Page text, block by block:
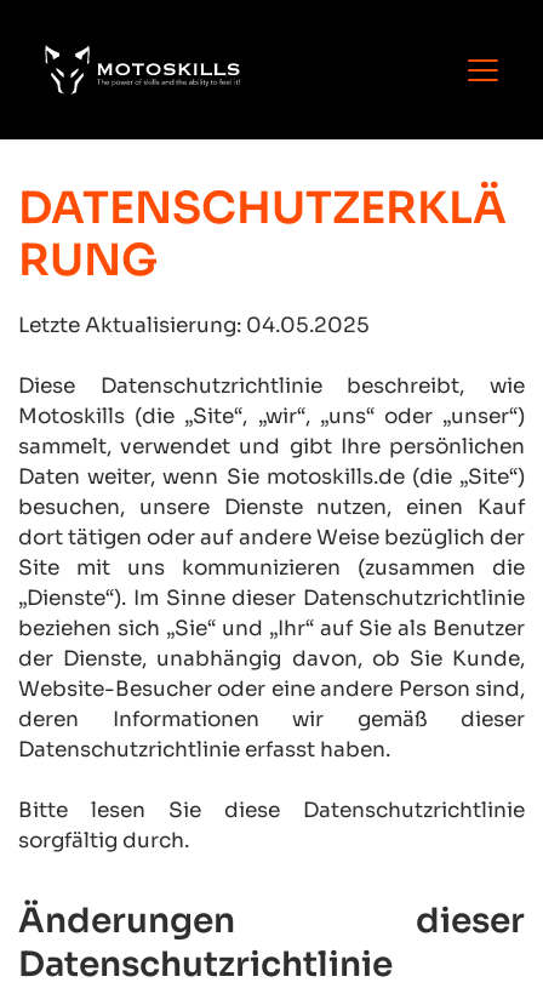
DATENSCHUTZERKLÄ
RUNG
Letzte Aktualisierung: 04.05.2025
Diese Datenschutzrichtlinie beschreibt, wie
Motoskills (die „Site“, „wir“, „uns“ oder „unser“)
sammelt, verwendet und gibt Ihre persönlichen
Daten weiter, wenn Sie motoskills.de (die „Site“)
besuchen, unsere Dienste nutzen, einen Kauf
dort tätigen oder auf andere Weise bezüglich der
Site mit uns kommunizieren (zusammen die
„Dienste“). Im Sinne dieser Datenschutzrichtlinie
beziehen sich „Sie“ und „Ihr“ auf Sie als Benutzer
der Dienste, unabhängig davon, ob Sie Kunde,
Website-Besucher oder eine andere Person sind,
deren Informationen wir gemäß dieser
Datenschutzrichtlinie erfasst haben.
Bitte lesen Sie diese Datenschutzrichtlinie
sorgfältig durch.
Änderungen dieser
Datenschutzrichtlinie